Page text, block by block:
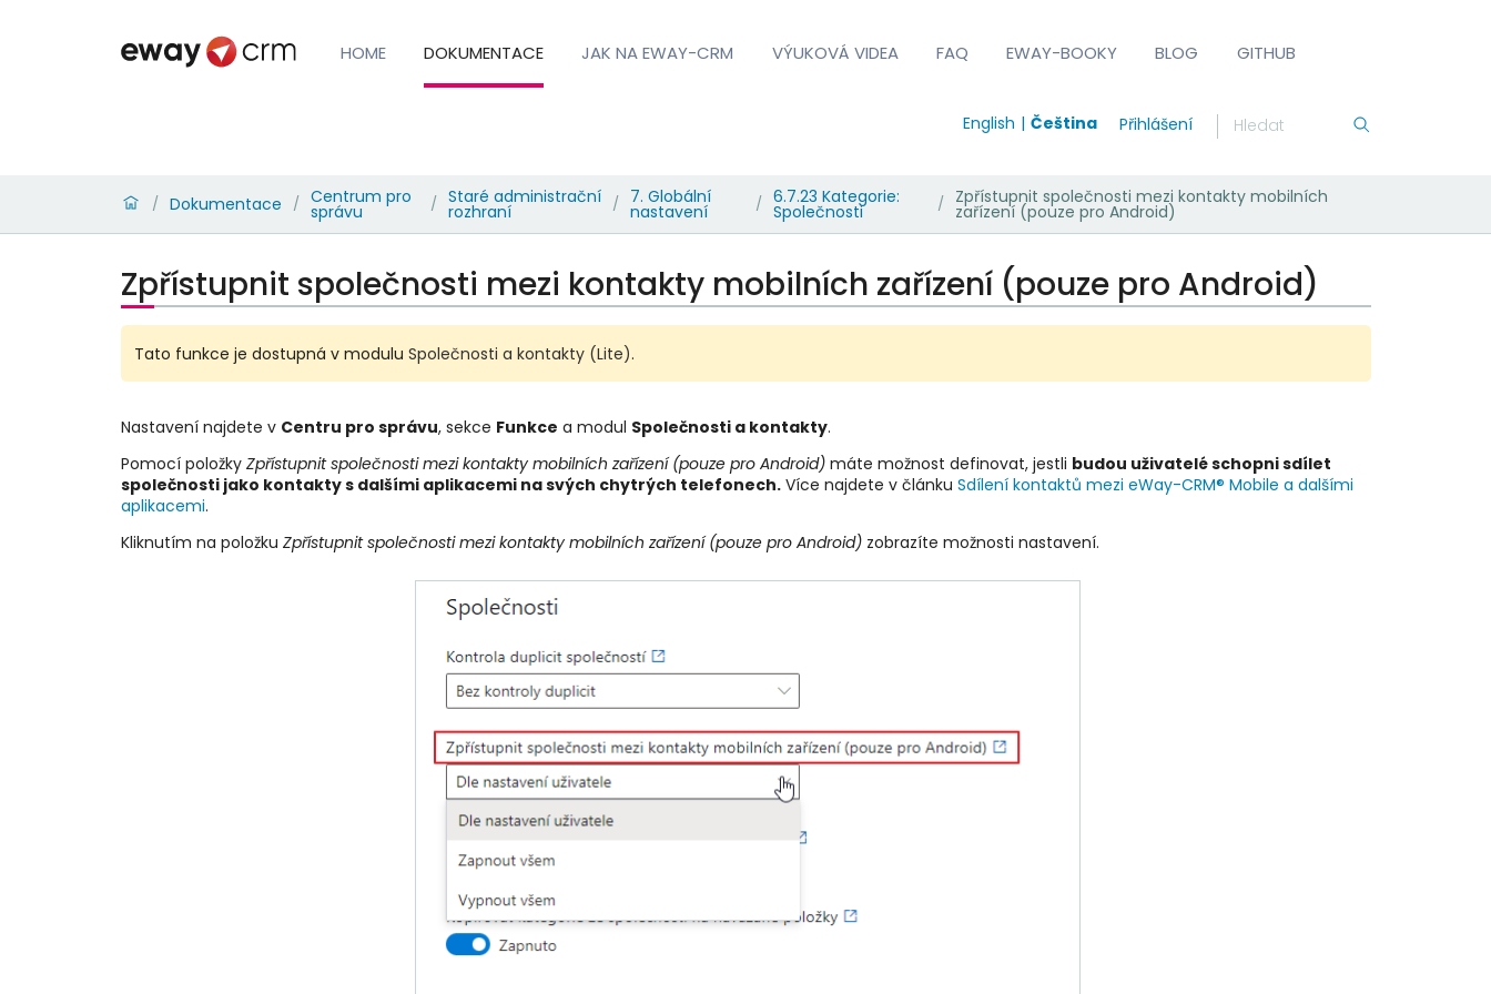
HOME DOKUMENTACE JAK NA EWAY-CRM VÝUKOVÁ VIDEA FAQ EWAY-BOOKY BLOG GITHUB
English Čeština Přihlášení
/ Dokumentace / Centrum pro
správu / Staré administrační
rozhraní / 7. Globální
nastavení / 6.7.23 Kategorie:
Společnosti / Zpřístupnit společnosti mezi kontakty mobilních
zařízení (pouze pro Android)
Zpřístupnit společnosti mezi kontakty mobilních zařízení (pouze pro Android)
Tato funkce je dostupná v modulu Společnosti a kontakty (Lite).
Nastavení najdete v Centru pro správu, sekce Funkce a modul Společnosti a kontakty.
Pomocí položky Zpřístupnit společnosti mezi kontakty mobilních zařízení (pouze pro Android)máte možnost definovat, jestli budou uživatelé schopni sdílet
společnosti jako kontakty s dalšími aplikacemi na svých chytrých telefonech.Více najdete v článku Sdílení kontaktů mezi eWay-CRM® Mobile a dalšími
aplikacemi.
Kliknutím na položku Zpřístupnit společnosti mezi kontakty mobilních zařízení (pouze pro Android) zobrazíte možnosti nastavení.